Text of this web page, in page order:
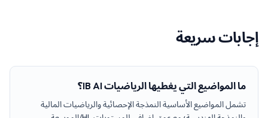
إجابات سريعة
ما المواضيع التي يغطيها الرياضيات IB AI؟
تشمل المواضيع الأساسية النمذجة الإحصائية والرياضيات المالية